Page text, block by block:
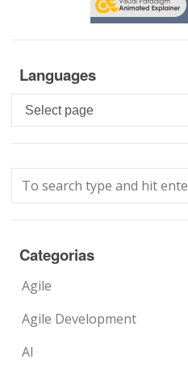
Languages
Languages
Categorias
Agile
Agile Development
AI